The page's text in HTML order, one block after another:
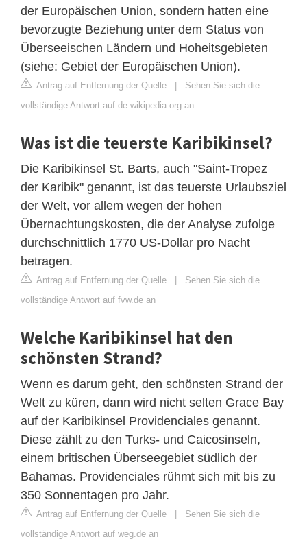
der Europäischen Union, sondern hatten eine
bevorzugte Beziehung unter dem Status von
Überseeischen Ländern und Hoheitsgebieten
(siehe: Gebiet der Europäischen Union).
Antrag auf Entfernung der Quelle | Sehen Sie sich die
vollständige Antwort auf de.wikipedia.org an
Was ist die teuerste Karibikinsel?
Die Karibikinsel St. Barts, auch "Saint-Tropez
der Karibik" genannt, ist das teuerste Urlaubsziel
der Welt, vor allem wegen der hohen
Übernachtungskosten, die der Analyse zufolge
durchschnittlich 1770 US-Dollar pro Nacht
betragen.
Antrag auf Entfernung der Quelle | Sehen Sie sich die
vollständige Antwort auf fvw.de an
Welche Karibikinsel hat den
schönsten Strand?
Wenn es darum geht, den schönsten Strand der
Welt zu küren, dann wird nicht selten Grace Bay
auf der Karibikinsel Providenciales genannt.
Diese zählt zu den Turks- und Caicosinseln,
einem britischen Überseegebiet südlich der
Bahamas. Providenciales rühmt sich mit bis zu
350 Sonnentagen pro Jahr.
Antrag auf Entfernung der Quelle | Sehen Sie sich die
vollständige Antwort auf weg.de an